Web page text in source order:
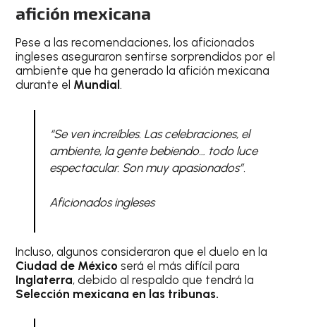
afición mexicana
Pese a las recomendaciones, los aficionados
ingleses aseguraron sentirse sorprendidos por el
ambiente que ha generado la afición mexicana
durante el Mundial.
“Se ven increíbles. Las celebraciones, el
ambiente, la gente bebiendo… todo luce
espectacular. Son muy apasionados”.
Aficionados ingleses
Incluso, algunos consideraron que el duelo en la
Ciudad de México será el más difícil para
Inglaterra, debido al respaldo que tendrá la
Selección mexicana en las tribunas.